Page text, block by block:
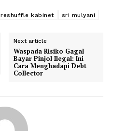
reshuffle kabinet sri mulyani
Next article
Waspada Risiko Gagal
Bayar Pinjol Ilegal: Ini
Cara Menghadapi Debt
Collector